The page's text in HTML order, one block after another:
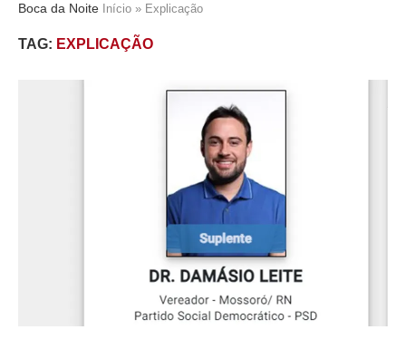
Boca da Noite Início » Explicação
TAG: EXPLICAÇÃO